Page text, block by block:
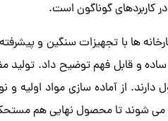
کاربردهای گوناگون است.
ها با تجهیزات سنگین و
ساده و قابل فهم توضیح داد.
از آماده سازی مواد اولیه و
می شوند تا محصول نهایی هم